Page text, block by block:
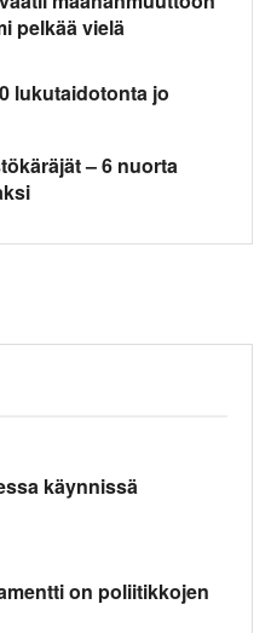
pelkää vielä
lukutaidotonta jo
– 6 nuorta
käynnissä
on poliitikkojen